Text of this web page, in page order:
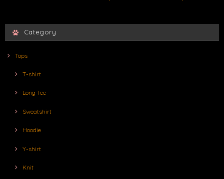
Category
Tops
T-shirt
Long Tee
Sweatshirt
Hoodie
Y-shirt
Knit